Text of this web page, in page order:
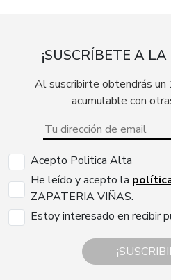
¡SUSCRÍBETE A
Al suscribirte obtendrás
acumulable con
Acepto Politica Alta
He leído y acepto la
ZAPATERIA VIÑAS.
Estoy interesado en recibir